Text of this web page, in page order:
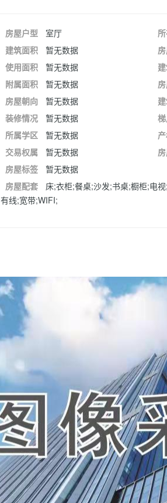
房屋户型 室厅
建筑面积
暂无数据
使用面积
暂无数据
附属面积
暂无数据
房屋朝向
暂无数据
装修情况
暂无数据
所属学区
暂无数据
交易权属
暂无数据
房屋标签
暂无数据
房屋配套
床;衣柜;餐桌;沙发;书桌;橱柜;电
有线;宽带;WIFI;